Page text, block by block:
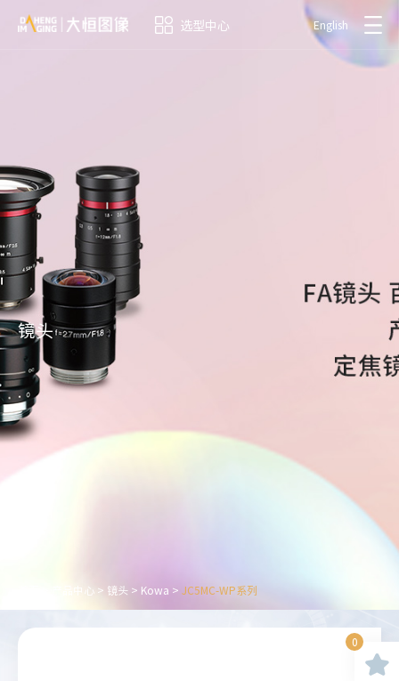
选型中心 English
镜头
产品中心 > 镜头 > Kowa > JC5MC-WP系列
0